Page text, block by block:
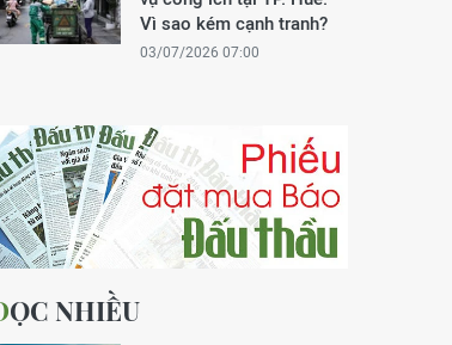
Vì sao kém cạnh tranh?
03/07/2026 07:00
ĐỌC NHIỀU